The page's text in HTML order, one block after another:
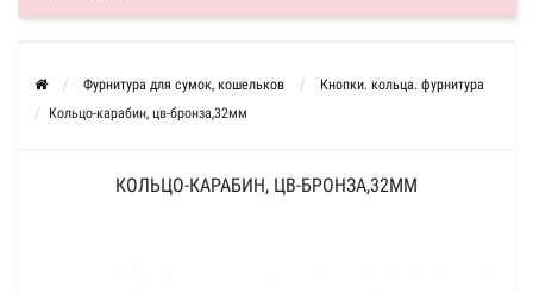
Фурнитура для сумок, кошельков
Кнопки. кольца. фурнитура
Кольцо-карабин, цв-бронза,32мм
КОЛЬЦО-КАРАБИН, ЦВ-БРОНЗА,32ММ